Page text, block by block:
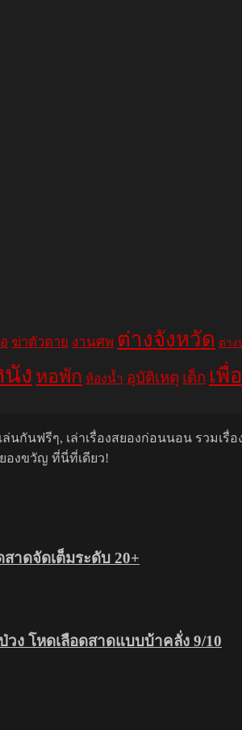
ฆ่าตัวตาย งานศพ ต่างจังหวัด ต่าง
ง หอพัก ห้องน้ำ อุบัติเหตุ เด็ก เพื่
ล่นกันฟรีๆ, เล่าเรื่องสยองก่อนนอน รว
องขวัญ ที่นี่ที่เดียว!
าดจัดเต็มระดับ 20+
ง โหดเลือดสาดแบบบ้าคลั่ง 9/10